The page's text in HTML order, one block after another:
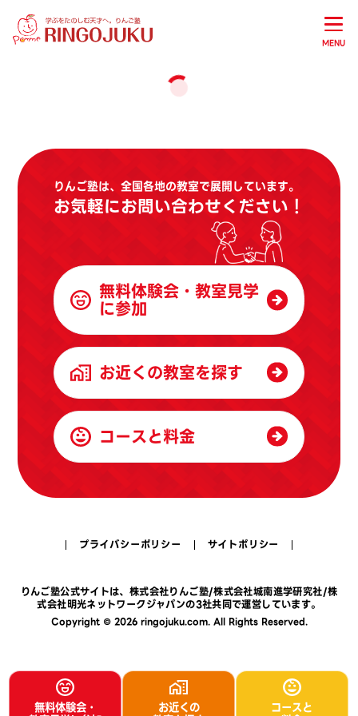
MENU
無料体験会・ お近くの コースと
りんご塾は、全国各地の教室で展開しています。
お気軽にお問い合わせください！
無料体験会・教室見学
に参加
お近くの教室を探す
コースと料金
プライバシーポリシー サイトポリシー
りんご塾公式サイトは、 株式会社りんご塾/株式会社城南進学研究社/株
式会社明光ネットワークジャパンの3社共同で運営しています。
Copyright © 2026 ringojuku.com. All Rights Reserved.